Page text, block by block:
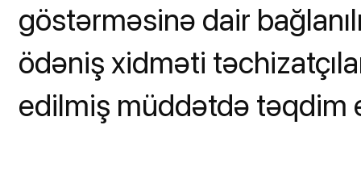
göstərməsinə dair
ödəniş xidməti
edilmiş müddətdə təqdim